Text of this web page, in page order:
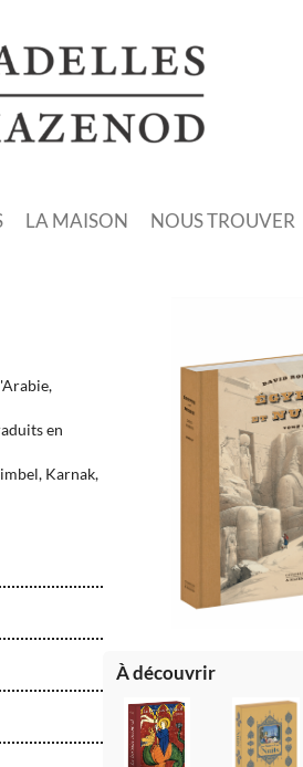
LA MAISON NOUS TROUVER
en
Karnak,
À découvrir